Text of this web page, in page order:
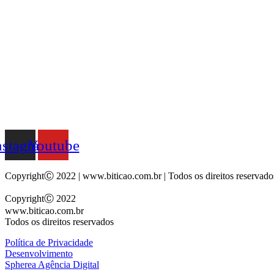
Youtube
CopyrightⒸ 2022 | www.biticao.com.br | Todos os direitos
CopyrightⒸ 2022
www.biticao.com.br
Todos os direitos reservados
Política de Privacidade
Desenvolvimento
Spherea Agência Digital